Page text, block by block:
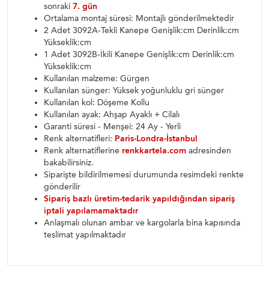
sonraki 7. gün
Ortalama montaj süresi: Montajlı gönderilmektedir
2 Adet 3092A-Tekli Kanepe Genişlik:cm Derinlik:cm
Yükseklik:cm
1 Adet 3092B-İkili Kanepe Genişlik:cm Derinlik:cm
Yükseklik:cm
Kullanılan malzeme: Gürgen
Kullanılan sünger: Yüksek yoğunluklu gri sünger
Kullanılan kol: Döşeme Kollu
Kullanılan ayak: Ahşap Ayaklı + Cilalı
Garanti süresi - Menşei: 24 Ay - Yerli
Renk alternatifleri: Paris-Londra-İstanbul
Renk alternatiflerine renkkartela.com adresinden
bakabilirsiniz.
Siparişte bildirilmemesi durumunda resimdeki renkte
gönderilir
Sipariş bazlı üretim-tedarik yapıldığından sipariş
iptali yapılamamaktadır
Anlaşmalı olunan ambar ve kargolarla bina kapısında
teslimat yapılmaktadır